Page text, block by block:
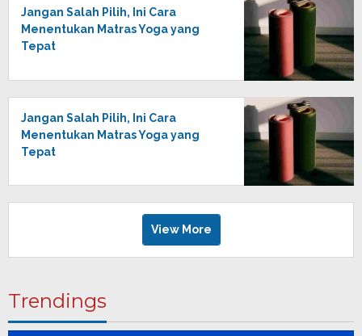
Jangan Salah Pilih, Ini Cara
Menentukan Matras Yoga yang
Tepat
Jangan Salah Pilih, Ini Cara
Menentukan Matras Yoga yang
Tepat
View More
Trendings